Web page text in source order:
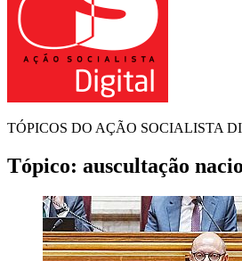
TÓPICOS DO AÇÃO SOCIALISTA
Tópico: auscultação